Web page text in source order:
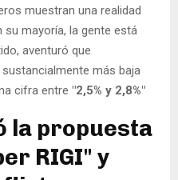
muestran una realidad
su mayoría, la gente está
aventuró que
sustancialmente más baja
cifra entre "2,5% y 2,8%"
la propuesta
RIGI" y